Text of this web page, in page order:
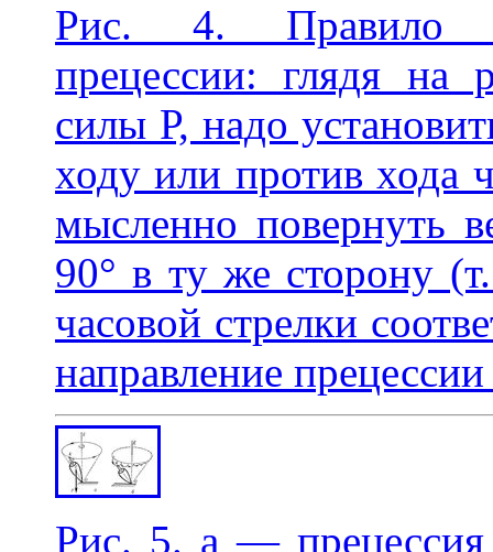
Рис. 4. Правило
прецессии: глядя на
силы Р, надо
ходу или против хода
мысленно повернуть
90° в ту же сторону
часовой стрелки
направление
Рис. 5. а — прецессия